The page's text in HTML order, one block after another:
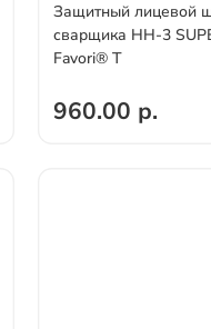
Защитный лицевой
сварщика НН-3
Favori® T
960.00 р.